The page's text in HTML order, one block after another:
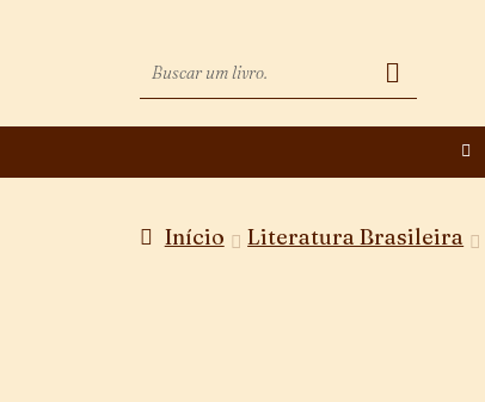
Início Literatura Brasileira